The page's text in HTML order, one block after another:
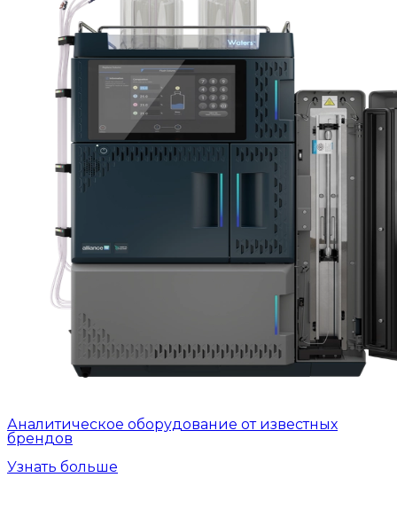
Аналитическое оборудование от известных
брендов
Узнать больше